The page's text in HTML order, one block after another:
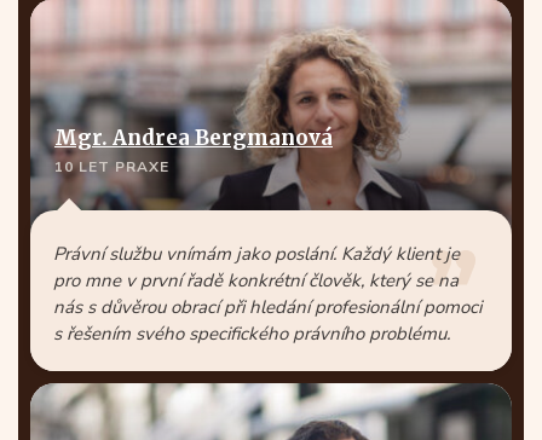
Mgr. Andrea Bergmanová
10 LET PRAXE
Právní službu vnímám jako poslání. Každý klient je
pro mne v první řadě konkrétní člověk, který se na
nás s důvěrou obrací při hledání profesionální pomoci
s řešením svého specifického právního problému.